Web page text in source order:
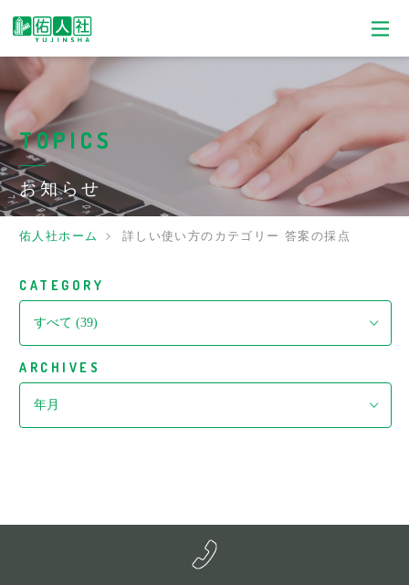
TOPICS
お知らせ
佑人社ホーム 詳しい使い方のカテゴリー 答案の採点
CATEGORY
ARCHIVES